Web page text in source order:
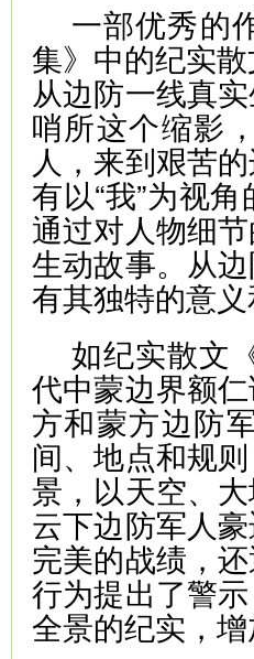
一部优秀的
集》中的纪实
从边防一线真
哨所这个缩影
人，来到艰苦
有以“我”为视
通过对人物细
生动故事。从
有其独特的意义
如纪实散文
代中蒙边界额
方和蒙方边防
间、地点和规
景，以天空、
云下边防军人
完美的战绩，
行为提出了警
全景的纪实，